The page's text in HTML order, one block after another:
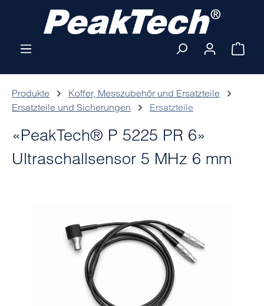
Zum Hauptinhalt springen
Produkte
Koffer, Messzubehör und Ersatzteile
Ersatzteile und Sicherungen
Ersatzteile
«PeakTech® P 5225 PR 6»
Ultraschallsensor 5 MHz 6 mm